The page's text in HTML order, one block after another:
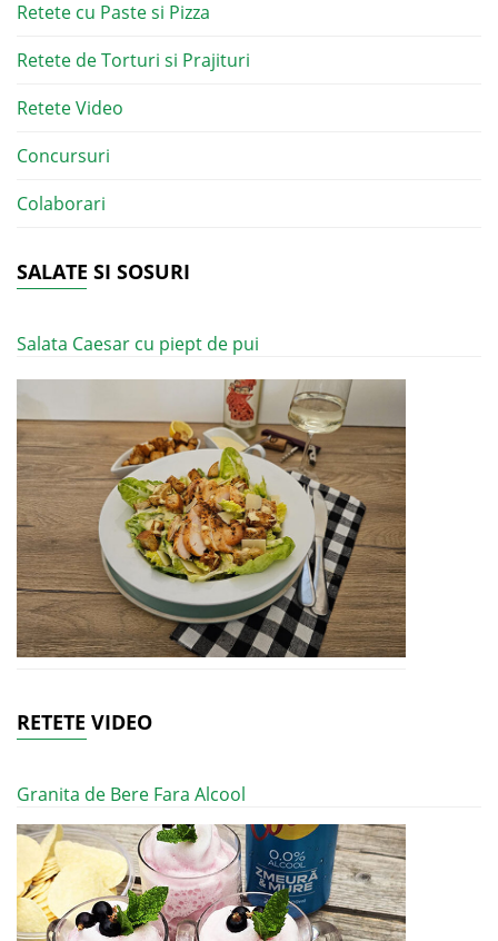
Retete cu Paste si Pizza
Retete de Torturi si Prajituri
Retete Video
Concursuri
Colaborari
SALATE SI SOSURI
Salata Caesar cu piept de pui
RETETE VIDEO
Granita de Bere Fara Alcool